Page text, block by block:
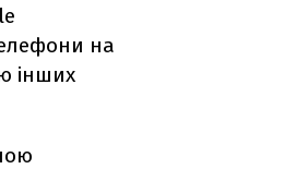
на
інших